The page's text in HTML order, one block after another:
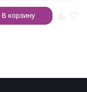
В корзину